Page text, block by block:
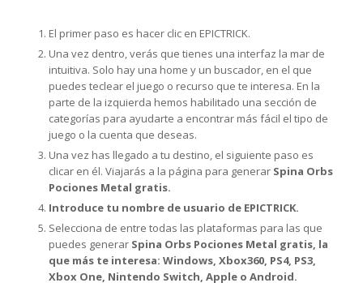
El primer paso es hacer clic en EPICTRICK.
Una vez dentro, verás que tienes una interfaz la mar de
intuitiva. Solo hay una home y un buscador, en el que
puedes teclear el juego o recurso que te interesa. En la
parte de la izquierda hemos habilitado una sección de
categorías para ayudarte a encontrar más fácil el tipo de
juego o la cuenta que deseas.
Una vez has llegado a tu destino, el siguiente paso es
clicar en él. Viajarás a la página para generar Spina Orbs
Pociones Metal gratis.
Introduce tu nombre de usuario de EPICTRICK.
Selecciona de entre todas las plataformas para las que
puedes generar Spina Orbs Pociones Metal gratis, la
que más te interesa: Windows, Xbox360, PS4, PS3,
Xbox One, Nintendo Switch, Apple o Android.